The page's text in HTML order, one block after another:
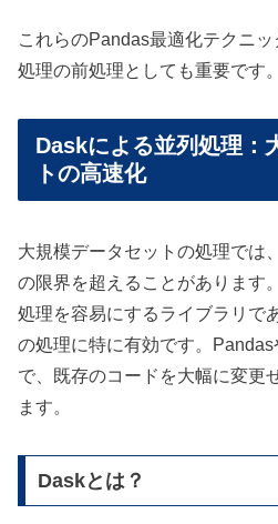
これらのPandas最適化テクニ
処理の前処理としても重要です。
Daskによる並列処理：
トの高速化
大規模データセットの処理では
の限界を超えることがあります
処理を容易にするライブラリで
の処理に特に有効です。
で、既存のコードを大幅に変更
ます。
Daskとは？